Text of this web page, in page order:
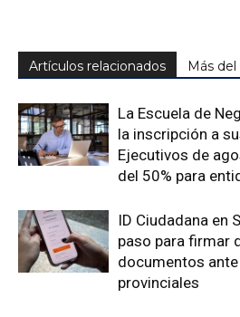
Artículos relacionados Más
La Escuela de
la inscripción a
Ejecutivos de
del 50% para
ID Ciudadana en
paso para firmar
documentos
provinciales